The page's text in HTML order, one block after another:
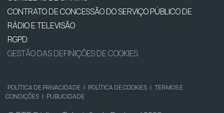
CONTRATO DE CONCESSÃO DO SERVIÇO PÚBLICO DE
RÁDIO E TELEVISÃO
RGPD
GESTÃO DAS DEFINIÇÕES DE COOKIES
POLÍTICA DE PRIVACIDADE | POLÍTICA DE COOKIES | TERMOS E
CONDIÇÕES | PUBLICIDADE